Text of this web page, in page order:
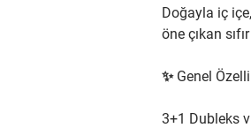
Doğayla iç
öne çıkan
✨ Genel
3+1 Dubleks